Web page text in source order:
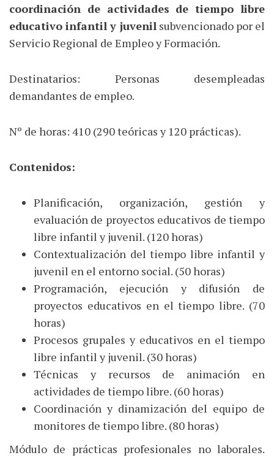
coordinación de actividades de tiempo libre
educativo infantil y juvenil subvencionado por el
Servicio Regional de Empleo y Formación.
Destinatarios: Personas desempleadas
demandantes de empleo.
Nº de horas: 410 (290 teóricas y 120 prácticas).
Contenidos:
Planificación, organización, gestión y
evaluación de proyectos educativos de tiempo
libre infantil y juvenil. (120 horas)
Contextualización del tiempo libre infantil y
juvenil en el entorno social. (50 horas)
Programación, ejecución y difusión de
proyectos educativos en el tiempo libre. (70
horas)
Procesos grupales y educativos en el tiempo
libre infantil y juvenil. (30 horas)
Técnicas y recursos de animación en
actividades de tiempo libre. (60 horas)
Coordinación y dinamización del equipo de
monitores de tiempo libre. (80 horas)
Módulo de prácticas profesionales no laborales.